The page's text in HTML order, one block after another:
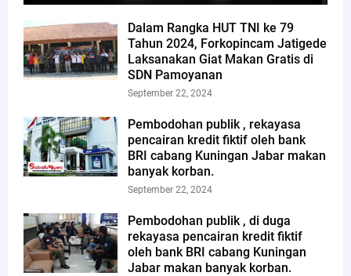
Dalam Rangka HUT TNI ke 79
Tahun 2024, Forkopincam Jatigede
Laksanakan Giat Makan Gratis di
SDN Pamoyanan
September 22, 2024
Pembodohan publik , rekayasa
pencairan kredit fiktif oleh bank
BRI cabang Kuningan Jabar makan
banyak korban.
September 22, 2024
Pembodohan publik , di duga
rekayasa pencairan kredit fiktif
oleh bank BRI cabang Kuningan
Jabar makan banyak korban.